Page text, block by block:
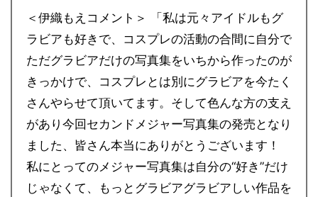
＜伊織もえコメント＞ 「私は元々アイドルもグ
ラビアも好きで、コスプレの活動の合間に自分で
ただグラビアだけの写真集をいちから作ったのが
きっかけで、コスプレとは別にグラビアを今たく
さんやらせて頂いてます。そして色んな方の支え
があり今回セカンドメジャー写真集の発売となり
ました、皆さん本当にありがとうございます！
私にとってのメジャー写真集は自分の“好き”だけ
じゃなくて、もっとグラビアグラビアしい作品を